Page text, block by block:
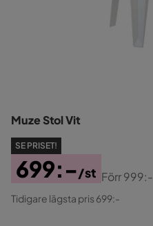
Muze Stol Vit
SE PRISET!
Pris
699:-/st
Original
Förr999:-
Tidigare lägsta pris 699:-